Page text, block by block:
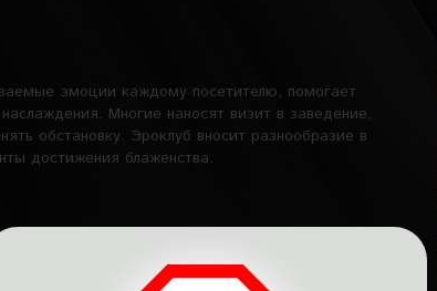
эмоции каждому посетителю, помогает
Многие наносят визит в заведение,
обстановку. Эроклуб вносит разнообразие в
достижения блаженства.
это настоящая ментальная помощь.
политика, личные отношения приводят к